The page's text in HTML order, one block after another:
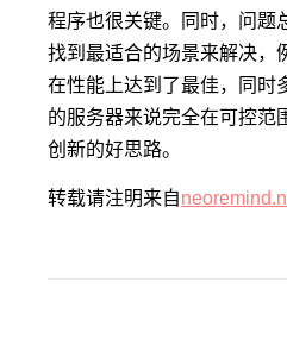
程序也很关键。同时，问题
找到最适合的场景来解决，
在性能上达到了最佳，同时
的服务器来说完全在可控范
创新的好思路。
转载请注明来自